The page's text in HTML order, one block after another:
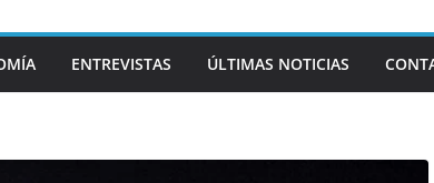
ENTREVISTAS ÚLTIMAS NOTICIAS